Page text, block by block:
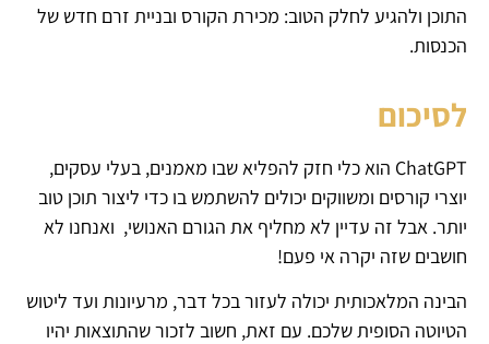
התוכן ולהגיע לחלק הטוב: מכירת הקורס ובניית זרם חדש של
הכנסות.
לסיכום
ChatGPT הוא כלי חזק להפליא שבו מאמנים, בעלי עסקים,
יוצרי קורסים ומשווקים יכולים להשתמש בו כדי ליצור תוכן טוב
יותר. אבל זה עדיין לא מחליף את הגורם האנושי, ואנחנו לא
חושבים שזה יקרה אי פעם!
הבינה המלאכותית יכולה לעזור בכל דבר, מרעיונות ועד ליטוש
הטיוטה הסופית שלכם. עם זאת, חשוב לזכור שהתוצאות יהיו